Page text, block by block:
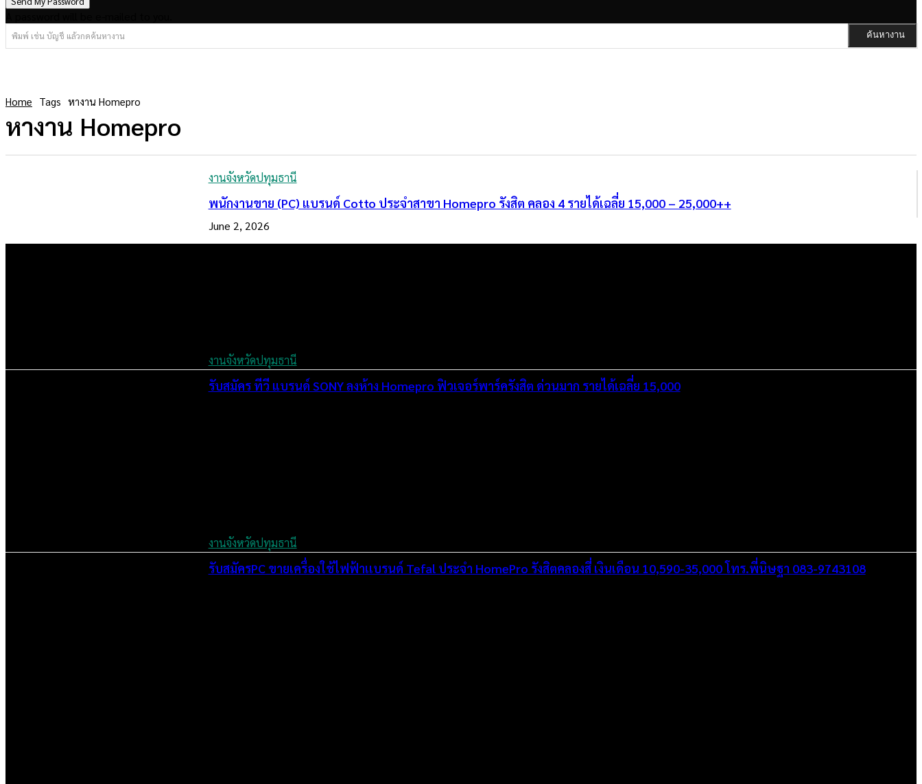
พิมพ์ เช่น บัญชี แล้วกดค้นหางาน ค้นหางาน
Home Tags หางาน Homepro
หางาน Homepro
งานจังหวัดปทุมธานี
พนักงานขาย (PC) แบรนด์ Cotto ประจำสาขา Homepro รังสิต คลอง 4 รายได้เฉลี่ย 15,000 – 25,000++
June 2, 2026
งานจังหวัดปทุมธานี
รับสมัคร ทีวี แบรนด์ SONY ลงห้าง Homepro ฟิวเจอร์พาร์ครังสิต ด่วนมาก รายได้เฉลี่ย 15,000
งานจังหวัดปทุมธานี
รับสมัครPC ขายเครื่องใช้ไฟฟ้าเเบรนด์ Tefal ประจำ HomePro รังสิตคลองสี่ เงินเดือน 10,590-35,000 โทร.พี่นิษฐา 083-9743108